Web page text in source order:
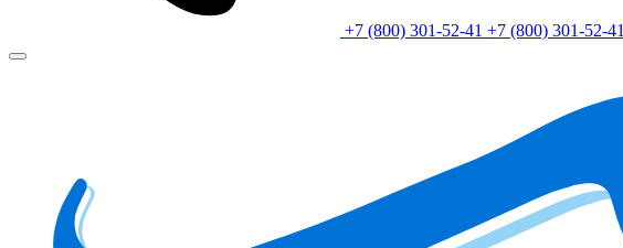
+7 (800) 301-52-41 +7 (800) 301-52-41